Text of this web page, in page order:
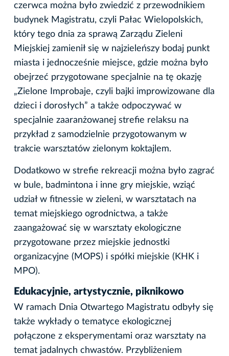
czerwca można było zwiedzić z przewodnikiem
budynek Magistratu, czyli Pałac Wielopolskich,
który tego dnia za sprawą Zarządu Zieleni
Miejskiej zamienił się w najzieleńszy bodaj punkt
miasta i jednocześnie miejsce, gdzie można było
obejrzeć przygotowane specjalnie na tę okazję
„Zielone Improbaje, czyli bajki improwizowane dla
dzieci i dorosłych” a także odpoczywać w
specjalnie zaaranżowanej strefie relaksu na
przykład z samodzielnie przygotowanym w
trakcie warsztatów zielonym koktajlem.
Dodatkowo w strefie rekreacji można było zagrać
w bule, badmintona i inne gry miejskie, wziąć
udział w fitnessie w zieleni, w warsztatach na
temat miejskiego ogrodnictwa, a także
zaangażować się w warsztaty ekologiczne
przygotowane przez miejskie jednostki
organizacyjne (MOPS) i spółki miejskie (KHK i
MPO).
Edukacyjnie, artystycznie, piknikowo
W ramach Dnia Otwartego Magistratu odbyły się
także wykłady o tematyce ekologicznej
połączone z eksperymentami oraz warsztaty na
temat jadalnych chwastów. Przybliżeniem